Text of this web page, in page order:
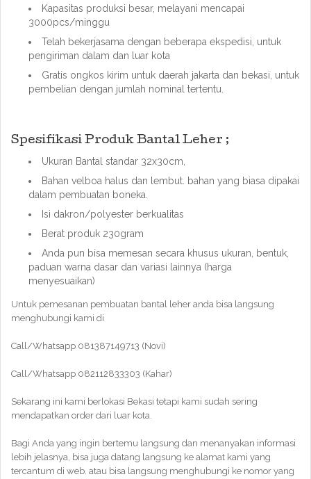
Kapasitas produksi besar, melayani mencapai
3000pcs/minggu
Telah bekerjasama dengan beberapa ekspedisi, untuk
pengiriman dalam dan luar kota
Gratis ongkos kirim untuk daerah jakarta dan bekasi, untuk
pembelian dengan jumlah nominal tertentu.
Spesifikasi Produk Bantal Leher ;
Ukuran Bantal standar 32x30cm,
Bahan velboa halus dan lembut. bahan yang biasa dipakai
dalam pembuatan boneka.
Isi dakron/polyester berkualitas
Berat produk 230gram
Anda pun bisa memesan secara khusus ukuran, bentuk,
paduan warna dasar dan variasi lainnya (harga
menyesuaikan)
Untuk pemesanan pembuatan bantal leher anda bisa langsung
menghubungi kami di
Call/Whatsapp 081387149713 (Novi)
Call/Whatsapp 082112833303 (Kahar)
Sekarang ini kami berlokasi Bekasi tetapi kami sudah sering
mendapatkan order dari luar kota.
Bagi Anda yang ingin bertemu langsung dan menanyakan informasi
lebih jelasnya, bisa juga datang langsung ke alamat kami yang
tercantum di web. atau bisa langsung menghubungi ke nomor yang